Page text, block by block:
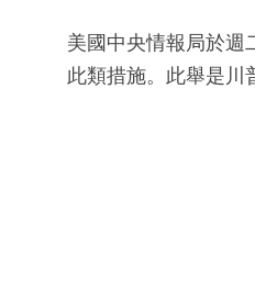
美國中央情報局於週
此類措施。此舉是川